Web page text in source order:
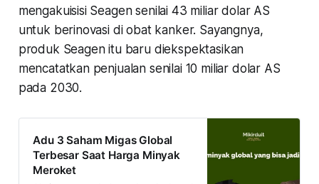
mengakuisisi Seagen senilai 43 miliar dolar AS
untuk berinovasi di obat kanker. Sayangnya,
produk Seagen itu baru diekspektasikan
mencatatkan penjualan senilai 10 miliar dolar AS
pada 2030.
Adu 3 Saham Migas Global
Terbesar Saat Harga Minyak
Meroket